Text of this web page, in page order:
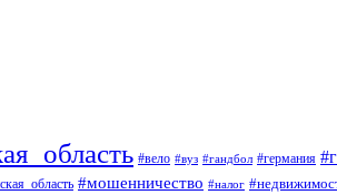
#вело #вуз #гандбол #германия
#мошенничество #налог